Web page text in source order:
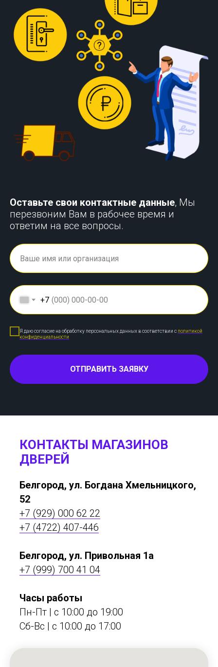
Оставьте свои контактные данные, Мы
перезвоним Вам в рабочее время и
ответим на все вопросы.
+7
Я даю согласие на обработку персональных данных в соответствии с политикой
конфиденциальности
ОТПРАВИТЬ ЗАЯВКУ
КОНТАКТЫ МАГАЗИНОВ
ДВЕРЕЙ
Белгород, ул. Богдана Хмельницкого,
52
+7 (929) 000 62 22
+7 (4722) 407-446
Белгород, ул. Привольная 1а
+7 (999) 700 41 04
Часы работы
Пн-Пт | с 10:00 до 19:00
Сб-Вс | c 10:00 до 17:00